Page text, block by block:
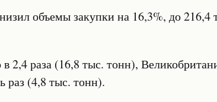
объемы закупки на 16,3%, до 216,4
2,4 раза (16,8 тыс. тонн),
раз (4,8 тыс. тонн).